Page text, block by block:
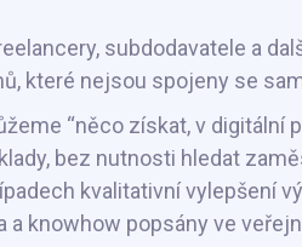
subdodavatele a
které nejsou spojeny se
“něco získat, v
bez nutnosti hledat
kvalitativní vylepšení
knowhow popsány ve